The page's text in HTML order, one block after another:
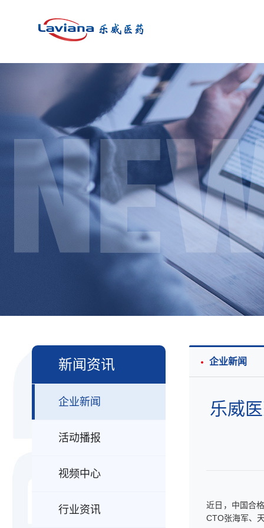
新闻资讯
企业新闻
活动播报
视频中心
行业资讯
企业新闻
乐威
近日，中国合
CTO张海军、